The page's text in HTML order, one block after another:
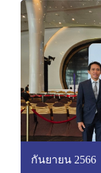
กันยายน 2566